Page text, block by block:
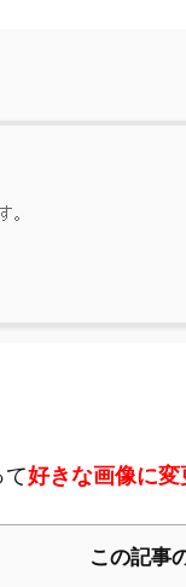
好きな画像に変
この記事